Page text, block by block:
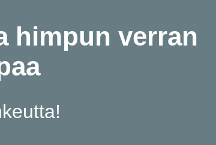
himpun verran